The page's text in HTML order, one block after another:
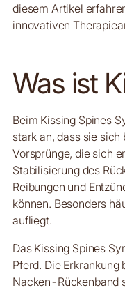
diesem Artikel
innovativen
Was ist
Beim Kissing Spines
stark an, dass sie
Vorsprünge, die sich
Stabilisierung des
Reibungen und
können. Besonders
aufliegt.
Das Kissing Spines
Pferd. Die
Nacken-Rückenband